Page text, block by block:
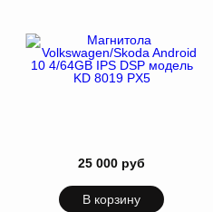
25 000 руб
В корзину